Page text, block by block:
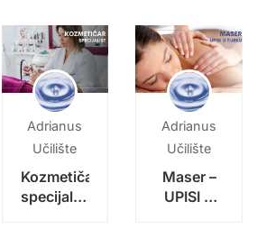
Adrianus
Učilište
Kozmetičar
specijalist
Adrianus
Učilište
Maser –
UPISI U